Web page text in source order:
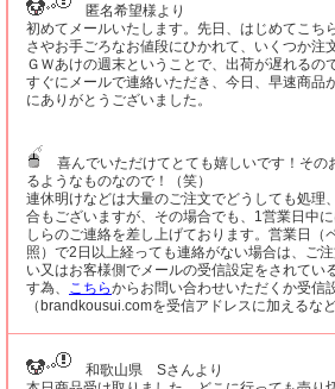
匿名希望様より
初めてメールいたします。先日、はじめてこち
さやお手ごろなお値段にひかれて、いくつか注
ＧＷあけの週末ということで、出荷が遅れるの
すぐにメールで連絡いただき、今日、早速商品
にありがとうございました。
喜んでいただけてとても嬉しいです！その
るようなものなので！（笑）
連休明けなどは大量のご注文でどうしても処理
合もございますが、その場合でも、1営業日中
しらのご連絡を差し上げております。営業日（
照）で2日以上経っても連絡がない場合は、ご
い又はお客様側でメールの受信設定をされてい
す為、 こちらからお問い合わせいただくか受信
（brandkousui.comを受信アドレスに加えるな
和歌山県 Sさんより